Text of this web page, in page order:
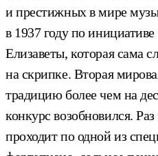
и престижных в мире
в 1937 году по
Елизаветы, которая сама
на скрипке. Вторая
традицию более чем на
конкурс возобновился.
проходит по одной из